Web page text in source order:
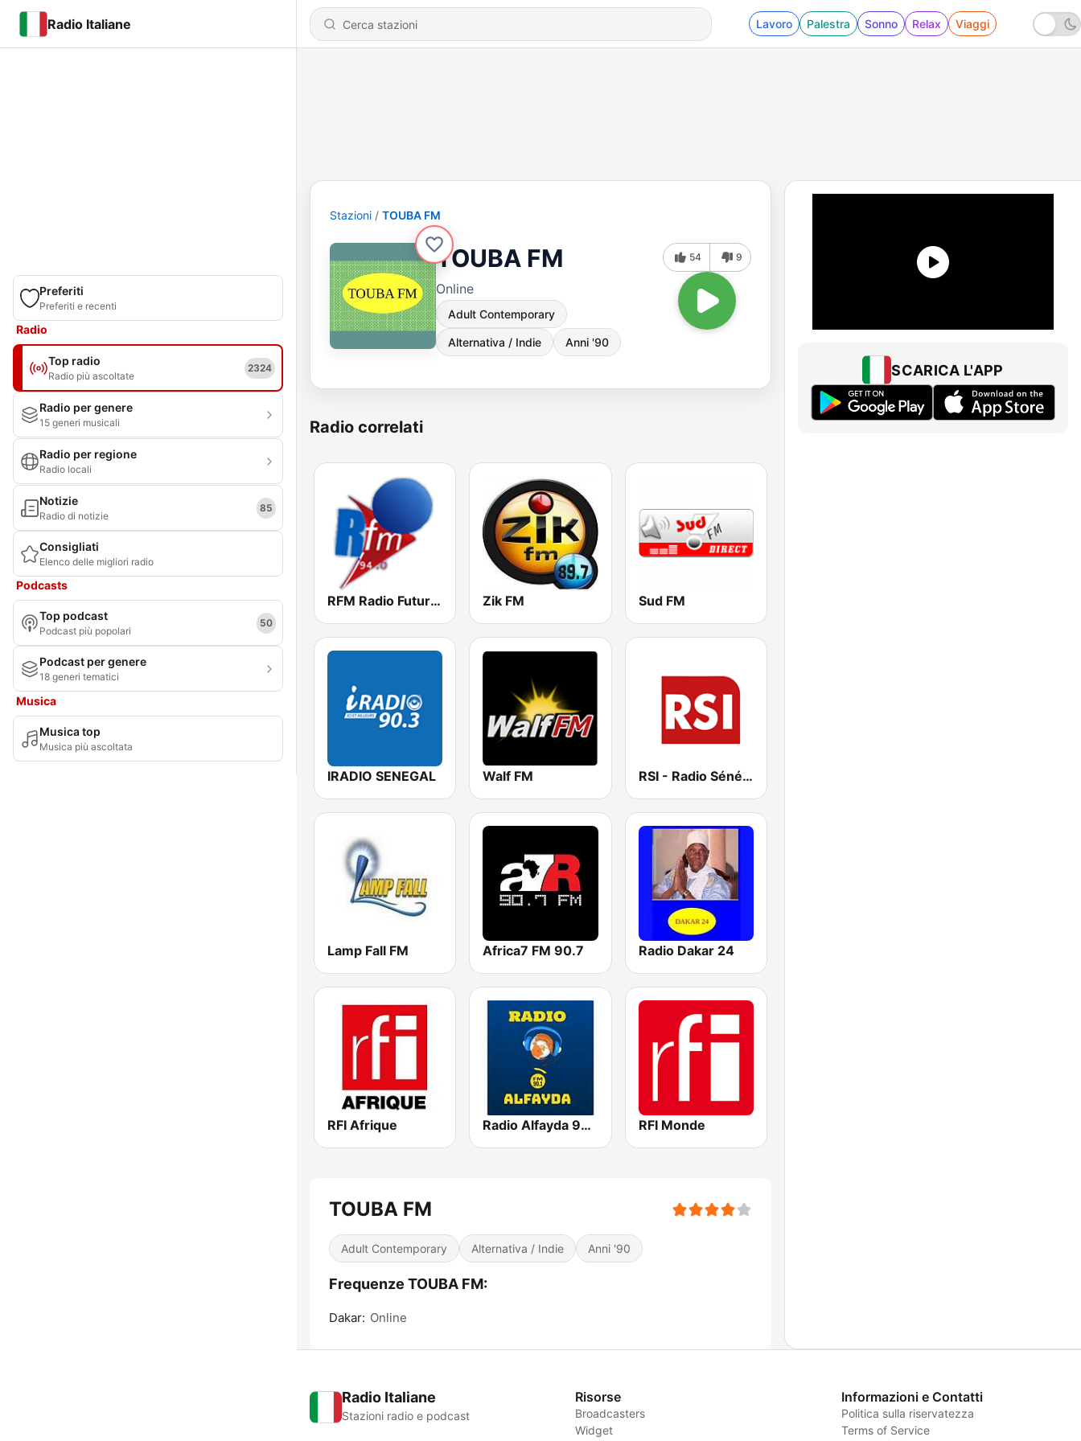
Radio Italiane Lavoro Palestra Sonno Relax Viaggi
Preferiti
Preferiti e recenti
Radio
Top radio
Radio più ascoltate
2324
Radio per genere
15 generi musicali
Radio per regione
Radio locali
Notizie
Radio di notizie
85
Consigliati
Elenco delle migliori radio
Podcasts
Top podcast
Podcast più popolari
50
Podcast per genere
18 generi tematici
Musica
Musica top
Musica più ascoltata
Stazioni TOUBA FM
TOUBA FM
Online
Adult Contemporary
Alternativa / Indie Anni '90
54 9
Radio correlati
RFM Radio Futurs Medias 94.0 FM Zik FM Sud FM
IRADIO SENEGAL Walf FM RSI - Radio Sénégal Internationale
Lamp Fall FM Africa7 FM 90.7 Radio Dakar 24
RFI Afrique Radio Alfayda 90.1 FM RFI Monde
TOUBA FM
Adult Contemporary Alternativa / Indie Anni '90
Frequenze TOUBA FM:
Dakar: Online
SCARICA L'APP
Radio Italiane
Stazioni radio e podcast
Risorse
Broadcasters
Widget
Informazioni e Contatti
Politica sulla riservatezza
Terms of Service